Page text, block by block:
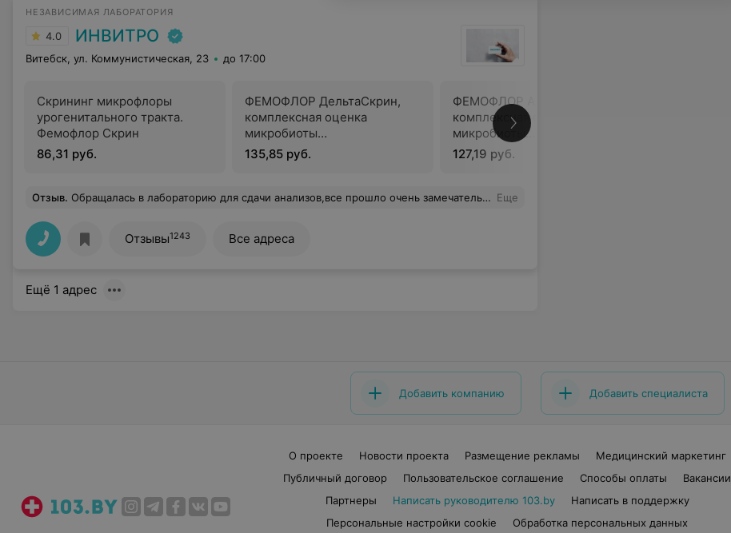
НЕЗАВИСИМАЯ ЛАБОРАТОРИЯ
4.0 ИНВИТРО
Витебск, ул. Коммунистическая, 23 до 17:00
Скрининг микрофлоры
урогенитального тракта.
Фемофлор Скрин
86,31 руб.
ФЕМОФЛОР ДельтаСкрин,
комплексная оценка
микробиоты
урогенитального тракта
женщин (25 параметров)
135,85 руб.
ФЕМОФЛОР АльфаСкрин,
комплексная оценка
микробиоты
урогенитального тракта
женщин (19 параметров)
127,19 руб.
Отзыв. Обращалась в лабораторию для сдачи анализов,все прошло очень замечательно,персонал грамотный, вежливый на рецепшине, кровь взяли безболезненно, не смотря на мои сложные вены, спасибо что вы есть! Еще
Отзывы1243 Все адреса
Ещё 1 адрес
Добавить компанию Добавить специалиста
О проекте Новости проекта Размещение рекламы
Медицинский маркетинг
Публичный договор
Пользовательское соглашение Способы оплаты
Вакансии
Партнеры
Написать руководителю 103.by
Написать в поддержку
Персональные настройки cookie
Обработка персональных данных